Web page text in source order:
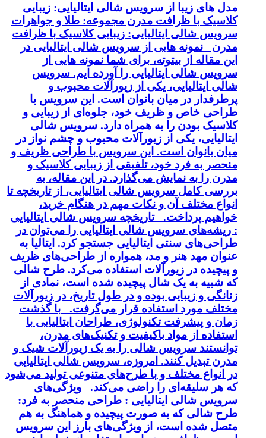
مدل های زیبا از سرویس شالی ایتالیایی: زیبایی
کلاسیک با ظرافت مدرن مجموعه: طلا و جواهرات
سرویس شالی ایتالیایی: زیبایی کلاسیک با ظرافت
مدرن نمونه هایی از سرویس شالی ایتالیایی در
این مقاله از بیتوته، برای شما نمونه هایی از
سرویس شالی ایتالیایی را آورده ایم. سرویس
شالی ایتالیایی، یکی از زیورآلات محبوب و
پرطرفدار در میان بانوان است. این سرویس با
طراحی خاص و ظریف خود، جلوه‌ای از زیبایی و
کلاسیک بودن را به همراه دارد. سرویس شالی
ایتالیایی، یکی از زیورآلات محبوب و چشم نواز در
میان بانوان است. این سرویس با طراحی ظریف و
منحصر به فرد خود، تلفیقی از زیبایی کلاسیک و
مدرن را به نمایش می‌گذارد. در این مقاله، به
بررسی کامل سرویس شالی ایتالیایی، از تاریخچه تا
انواع مختلف آن و نکات مهم در هنگام خرید،
خواهیم پرداخت. تاریخچه سرویس شالی ایتالیایی
: ریشه‌های سرویس شالی ایتالیایی را می‌توان در
طراحی‌های سنتی ایتالیایی جستجو کرد. ایتالیا به
عنوان مهد هنر و مد، همواره از طراحی‌های ظریف
و پیچیده در زیورآلات استفاده می‌کرد. طرح شالی
که شبیه به یک شال پیچیده شده است، نمادی از
زنانگی و زیبایی بوده و در طول تاریخ، در زیورآلات
مختلف مورد استفاده قرار می‌گرفت. با گذشت
زمان و پیشرفت تکنولوژی، طراحان ایتالیایی با
استفاده از مواد باکیفیت و تکنیک‌های مدرن،
توانستند سرویس شالی را به یک زیورآلات شیک و
مدرن تبدیل کنند. امروزه، سرویس شالی ایتالیایی
در انواع مختلف و با طرح‌های متنوعی تولید می‌شود
که هر سلیقه‌ای را راضی می‌کند. ویژگی‌های
سرویس شالی ایتالیایی : طراحی منحصر به فرد:
طرح شالی که به صورت پیچیده و هماهنگ به هم
متصل شده است، از ویژگی‌های بارز این سرویس